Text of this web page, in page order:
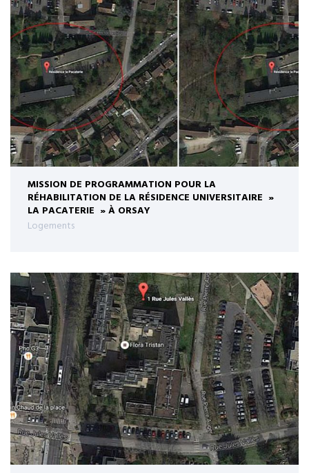
MISSION DE PROGRAMMATION POUR LA
RÉHABILITATION DE LA RÉSIDENCE UNIVERSITAIRE »
LA PACATERIE » À ORSAY
Logements